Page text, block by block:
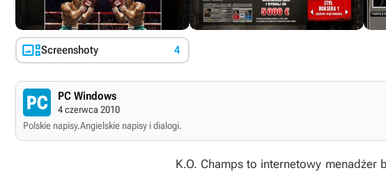
Screenshoty 4
PC Windows
4 czerwca 2010
Polskie napisy.Angielskie napisy i dialogi.
K.O. Champs to internetowy menadżer